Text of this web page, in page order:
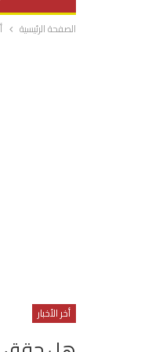
الصفحة الرئيسية
أخر الأخبار